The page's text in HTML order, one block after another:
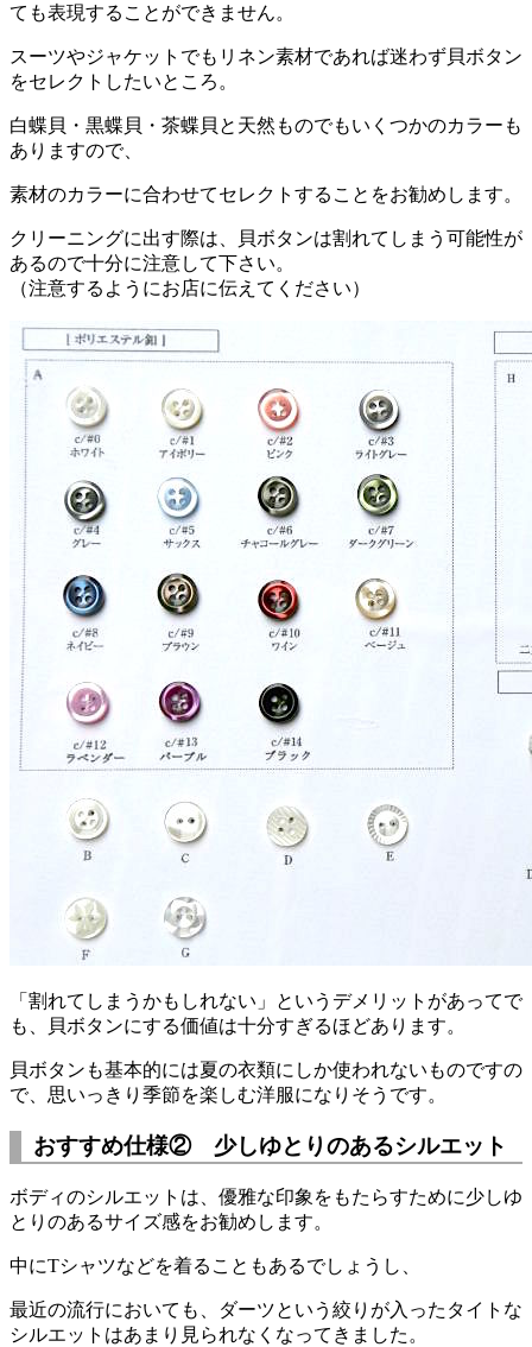
ても表現することができません。
スーツやジャケットでもリネン素材であれば迷わず貝ボタン
をセレクトしたいところ。
白蝶貝・黒蝶貝・茶蝶貝と天然ものでもいくつかのカラーも
ありますので、
素材のカラーに合わせてセレクトすることをお勧めします。
クリーニングに出す際は、貝ボタンは割れてしまう可能性が
あるので十分に注意して下さい。
（注意するようにお店に伝えてください）
「割れてしまうかもしれない」というデメリットがあってで
も、貝ボタンにする価値は十分すぎるほどあります。
貝ボタンも基本的には夏の衣類にしか使われないものですの
で、思いっきり季節を楽しむ洋服になりそうです。
おすすめ仕様② 少しゆとりのあるシルエット
ボディのシルエットは、優雅な印象をもたらすために少しゆ
とりのあるサイズ感をお勧めします。
中にTシャツなどを着ることもあるでしょうし、
最近の流行においても、ダーツという絞りが入ったタイトな
シルエットはあまり見られなくなってきました。